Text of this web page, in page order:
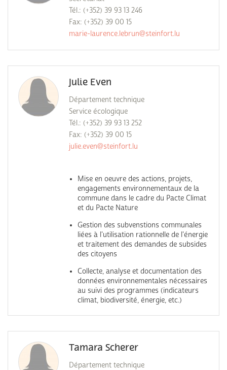
Tél.: (+352) 39 93 13 246
Fax: (+352) 39 00 15
marie-laurence.lebrun@steinfort.lu
Julie Even
Département technique
Service écologique
Tél.: (+352) 39 93 13 252
Fax: (+352) 39 00 15
julie.even@steinfort.lu
Mise en oeuvre des actions, projets,
engagements environnementaux de la
commune dans le cadre du Pacte Climat
et du Pacte Nature
Gestion des subvenstions communales
liées à l'utilisation rationnelle de l'énergie
et traitement des demandes de subsides
des citoyens
Collecte, analyse et documentation des
données environnementales nécessaires
au suivi des programmes (indicateurs
climat, biodiversité, énergie, etc.)
Tamara Scherer
Département technique